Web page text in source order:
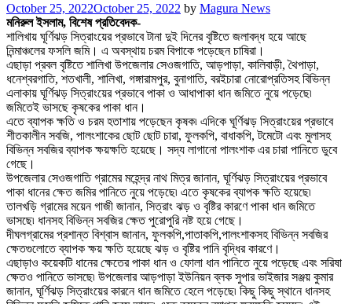
Posted
on
October 25, 2022October 25, 2022 by Magura News
মনিরুল ইসলাম, বিশেষ প্রতিবেদক-
শালিখায় ঘূর্ণিঝড় সিত্রাংয়ের প্রভাবে টানা দুই দিনের বৃষ্টিতে জলাবদ্ধ হয়ে আছে
নিন্মাঞ্চলের ফসলি জমি। এ অবস্থায় চরম বিপাকে পড়েছেন চাষিরা।
এছাড়া প্রবল বৃষ্টিতে শালিখা উপজেলার সেওজগাতি, আড়পাড়া, কালিবাড়ী, থৈপাড়া,
ধনেশ্বরগাতি, শতখালী, শালিখা, গঙ্গারামপুর, বুনাগাতি, বরইচারা নোরোপ্রতিসহ বিভিন্ন
এলাকায় ঘূর্ণিঝড় সিত্রাংয়ের প্রভাবে পাকা ও আধাপাকা ধান জমিতে নুয়ে পড়েছে৷
জমিতেই ভাসছে কৃষকের পাকা ধান।
এতে ব্যাপক ক্ষতি ও চরম হতাশায় পড়েছেন কৃষক৷ এদিকে ঘূর্ণিঝড় সিত্রাংয়ের প্রভাবে
শীতকালীন সবজি, পালংশাকের ছোট ছোট চারা, ফুলকপি, বাধাকপি, টমেটো এবং মুলাসহ
বিভিন্ন সবজির ব্যাপক ক্ষয়ক্ষতি হয়েছে। সদ্য লাগানো পালংশাক এর চারা পানিতে ডুবে
গেছে।
উপজেলার সেওজগাতি গ্রামের মহেন্দ্র নাথ মিত্র জানান, ঘূর্ণিঝড় সিত্রাংয়ের প্রভাবে
পাকা ধানের ক্ষেত জমির পানিতে নুয়ে পড়েছে৷ এতে কৃষকের ব্যাপক ক্ষতি হয়েছে৷
তালখড়ি গ্রামের ময়েন গাজী জানান, সিত্রাং ঝড় ও বৃষ্টির কারণে পাকা ধান জমিতে
ভাসছে৷ ধানসহ বিভিন্ন সবজির ক্ষেত পুরোপুরি নষ্ট হয়ে গেছে।
দীঘলগ্রামের প্রশান্ত বিশ্বাস জানান, ফুলকপি,পাতাকপি,পালংশাকসহ বিভিন্ন সবজির
ক্ষেতগুলোতে ব্যাপক ক্ষয় ক্ষতি হয়েছে ঝড় ও বৃষ্টির পানি বৃদ্ধির কারণে।
এছাড়াও কয়েকটি ধানের ক্ষেতের পাকা ধান ও ফোলা ধান পানিতে নুয়ে পড়েছে এবং সরিষা
ক্ষেতও পানিতে ভাসছে৷ উপজেলার আড়পাড়া ইউনিয়ন ব্লক সুপার ভাইজার সঞ্জয় কুমার
জানান, ঘূর্ণিঝড় সিত্রাংয়ের কারনে ধান জমিতে হেলে পড়েছে৷ কিছু কিছু স্থানে ধানসহ